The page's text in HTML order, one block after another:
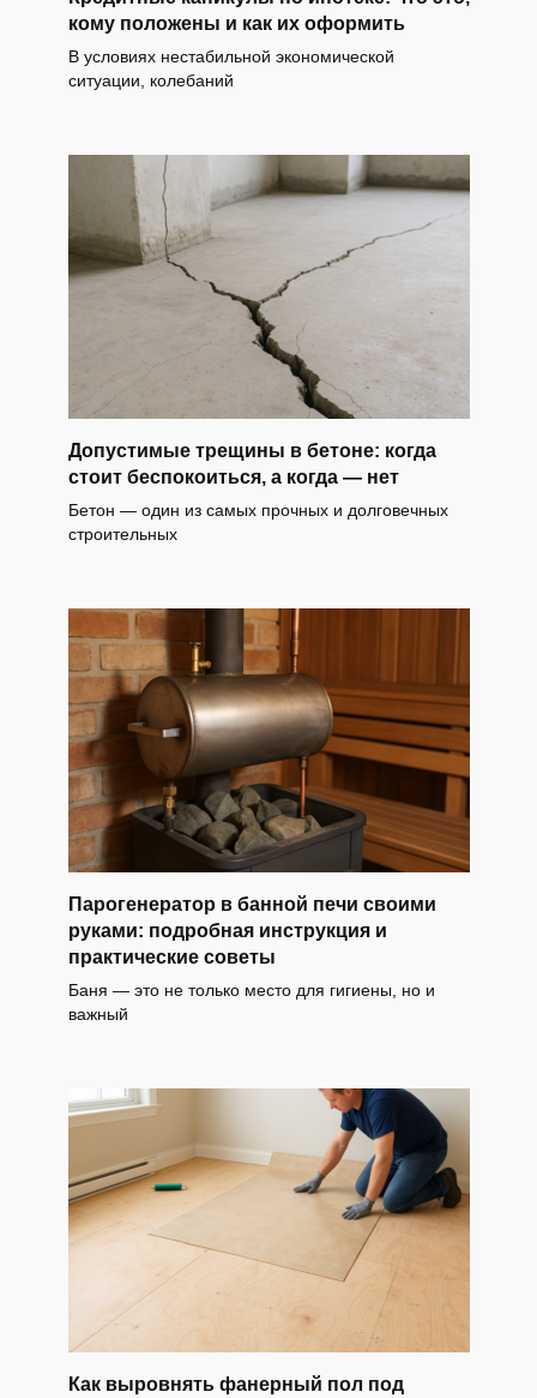
кому положены и как их оформить
В условиях нестабильной экономической
ситуации, колебаний
Допустимые трещины в бетоне: когда
стоит беспокоиться, а когда — нет
Бетон — один из самых прочных и долговечных
строительных
Парогенератор в банной печи своими
руками: подробная инструкция и
практические советы
Баня — это не только место для гигиены, но и
важный
Как выровнять фанерный пол под